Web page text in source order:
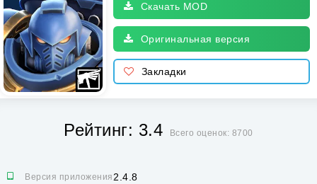
Скачать MOD
Оригинальная версия
Закладки
Рейтинг: 3.4 Всего оценок: 8700
Версия приложения:2.4.8